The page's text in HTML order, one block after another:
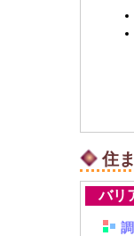
住
バリ